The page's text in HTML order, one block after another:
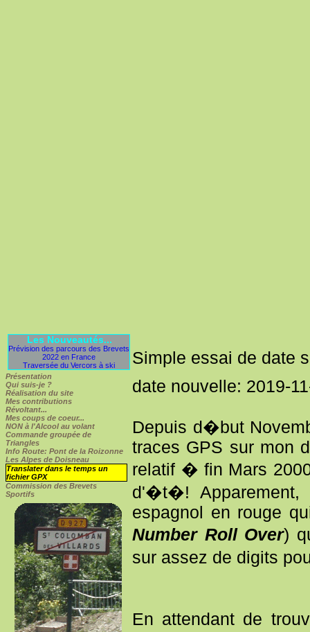
Les Nouveautés...
Prévision des parcours des Brevets
2022 en France
Traversée du Vercors à ski
Présentation
Qui suis-je ?
Réalisation du site
Mes contributions
Révoltant...
Mes coups de coeur...
NON à l'Alcool au volant
Commande groupée de
Triangles
Info Route: Pont de la Roizonne
Les Alpes de Doisneau
Translater dans le temps un
fichier GPX
Commission des Brevets
Sportifs
Simple essai de date
date nouvelle: 2019-
Depuis d�but
traces GPS sur mon
relatif � fin Mars
d'�t�!
espagnol en rouge
Number Roll Over)
sur assez de digits
En attendant de